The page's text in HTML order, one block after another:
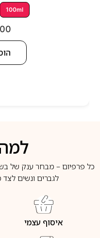
100ml
כל פרפיום – מבחר ענק של
לגברים ונשים לצד
איסוף עצמי